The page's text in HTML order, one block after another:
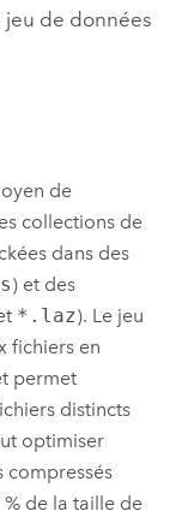
jeu de données
de
collections de
dans des
) et des
*.laz). Le jeu
fichiers en
permet
distincts
optimiser
compressés
de la taille de